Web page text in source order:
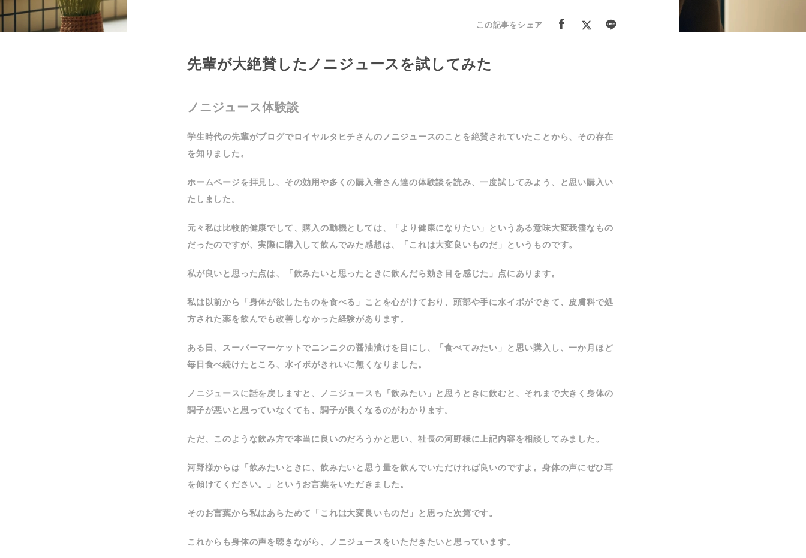
この記事をシェア
先輩が大絶賛したノニジュースを試してみた
ノニジュース体験談
学生時代の先輩がブログでロイヤルタヒチさんのノニジュースのことを絶賛されていたことから、その存在
を知りました。
ホームページを拝見し、その効用や多くの購入者さん達の体験談を読み、一度試してみよう、と思い購入い
たしました。
元々私は比較的健康でして、購入の動機としては、「より健康になりたい」というある意味大変我儘なもの
だったのですが、実際に購入して飲んでみた感想は、「これは大変良いものだ」というものです。
私が良いと思った点は、「飲みたいと思ったときに飲んだら効き目を感じた」点にあります。
私は以前から「身体が欲したものを食べる」ことを心がけており、頭部や手に水イボができて、皮膚科で処
方された薬を飲んでも改善しなかった経験があります。
ある日、スーパーマーケットでニンニクの醤油漬けを目にし、「食べてみたい」と思い購入し、一か月ほど
毎日食べ続けたところ、水イボがきれいに無くなりました。
ノニジュースに話を戻しますと、ノニジュースも「飲みたい」と思うときに飲むと、それまで大きく身体の
調子が悪いと思っていなくても、調子が良くなるのがわかります。
ただ、このような飲み方で本当に良いのだろうかと思い、社長の河野様に上記内容を相談してみました。
河野様からは「飲みたいときに、飲みたいと思う量を飲んでいただければ良いのですよ。身体の声にぜひ耳
を傾けてください。」というお言葉をいただきました。
そのお言葉から私はあらためて「これは大変良いものだ」と思った次第です。
これからも身体の声を聴きながら、ノニジュースをいただきたいと思っています。